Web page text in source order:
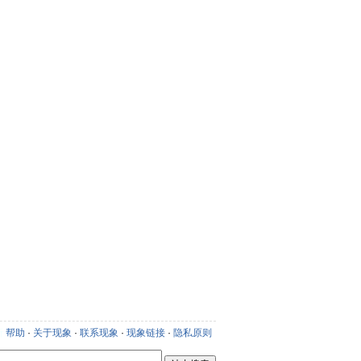
帮助 · 关于现象 · 联系现象 · 现象链接 · 隐私原则